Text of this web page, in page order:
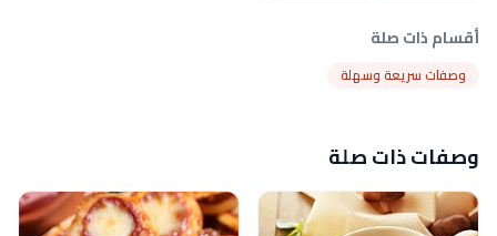
أقسام ذات صلة
وصفات سريعة وسهلة
وصفات ذات صلة